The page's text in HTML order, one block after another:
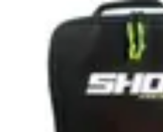
Styles de VêtementsMode et StyleConseils
Vestimentaires
Optimisation du